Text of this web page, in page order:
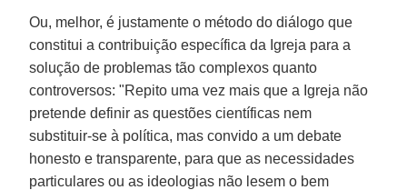
Ou, melhor, é justamente o método do diálogo que
constitui a contribuição específica da Igreja para a
solução de problemas tão complexos quanto
controversos: "Repito uma vez mais que a Igreja não
pretende definir as questões científicas nem
substituir-se à política, mas convido a um debate
honesto e transparente, para que as necessidades
particulares ou as ideologias não lesem o bem